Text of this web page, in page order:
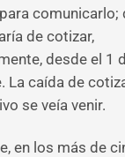
comunicarlo;
de cotizar,
desde el 1
La caída de
se veía venir.
en los más de